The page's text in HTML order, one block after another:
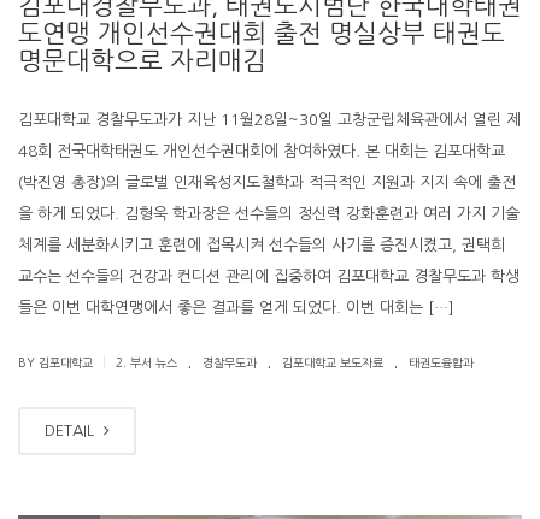
도연맹 개인선수권대회 출전 명실상부 태권도
명문대학으로 자리매김
김포대학교 경찰무도과가 지난 11월28일~30일 고창군립체육관에서 열린 제
48회 전국대학태권도 개인선수권대회에 참여하였다. 본 대회는 김포대학교
(박진영 총장)의 글로벌 인재육성지도철학과 적극적인 지원과 지지 속에 출전
을 하게 되었다. 김형욱 학과장은 선수들의 정신력 강화훈련과 여러 가지 기술
체계를 세분화시키고 훈련에 접목시켜 선수들의 사기를 증진시켰고, 권택희
교수는 선수들의 건강과 컨디션 관리에 집중하여 김포대학교 경찰무도과 학생
들은 이번 대학연맹에서 좋은 결과를 얻게 되었다. 이번 대회는 […]
BY 김포대학교 2. 부서 뉴스 경찰무도과 김포대학교 보도자료 태권도융합과
DETAIL